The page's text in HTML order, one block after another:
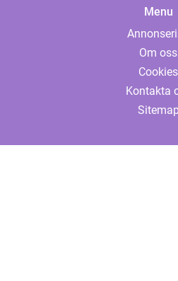
Menu
Om oss
Cookies
Kontakta